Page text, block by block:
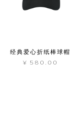
经典爱心折纸棒球帽
¥ 580.00